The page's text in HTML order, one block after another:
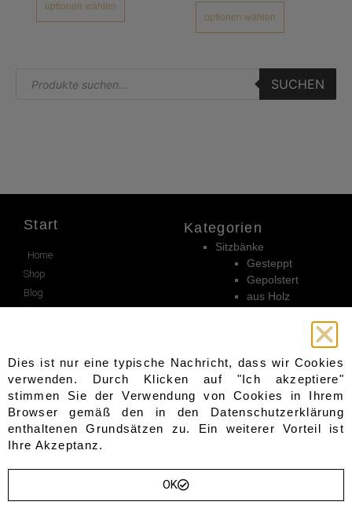
optionen wählen
optionen wählen
SUCHEN
Start
Home
Shop
Blog
Sevice
Warenkorb
Bezahlung
Kasse
Mein konto
Kategorien
Sitzbänke
Gesteppt
Gepolstert
aus Holz
Garderoben
Andere
Beistelltische
Sideboards
Wandpaneele
Dies ist nur eine typische Nachricht, dass wir Cookies
verwenden. Durch Klicken auf "Ich akzeptiere"
stimmen Sie der Verwendung von Cookies in Ihrem
Browser gemäß den in den Datenschutzerklärung
enthaltenen Grundsätzen zu. Ein weiterer Vorteil ist
Ihre Akzeptanz.
OK